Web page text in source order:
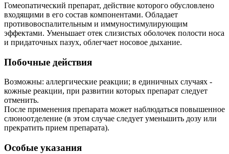
Гомеопатический препарат, действие которого обусловлено
входящими в его состав компонентами. Обладает
противовоспалительным и иммуностимулирующим
эффектами. Уменьшает отек слизистых оболочек полости носа
и придаточных пазух, облегчает носовое дыхание.
Побочные действия
Возможны: аллергические реакции; в единичных случаях -
кожные реакции, при развитии которых препарат следует
отменить.
После применения препарата может наблюдаться повышенное
слюноотделение (в этом случае следует уменьшить дозу или
прекратить прием препарата).
Особые указания